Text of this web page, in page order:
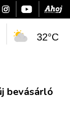
32°C
bevásárló